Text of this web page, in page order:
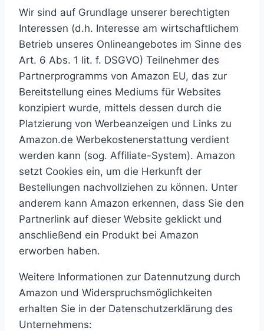
Wir sind auf Grundlage unserer berechtigten
Interessen (d.h. Interesse am wirtschaftlichem
Betrieb unseres Onlineangebotes im Sinne des
Art. 6 Abs. 1 lit. f. DSGVO) Teilnehmer des
Partnerprogramms von Amazon EU, das zur
Bereitstellung eines Mediums für Websites
konzipiert wurde, mittels dessen durch die
Platzierung von Werbeanzeigen und Links zu
Amazon.de Werbekostenerstattung verdient
werden kann (sog. Affiliate-System). Amazon
setzt Cookies ein, um die Herkunft der
Bestellungen nachvollziehen zu können. Unter
anderem kann Amazon erkennen, dass Sie den
Partnerlink auf dieser Website geklickt und
anschließend ein Produkt bei Amazon
erworben haben.
Weitere Informationen zur Datennutzung durch
Amazon und Widerspruchsmöglichkeiten
erhalten Sie in der Datenschutzerklärung des
Unternehmens: